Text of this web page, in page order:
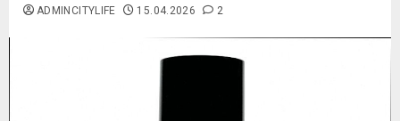
ADMINCITYLIFE 15.04.2026 2